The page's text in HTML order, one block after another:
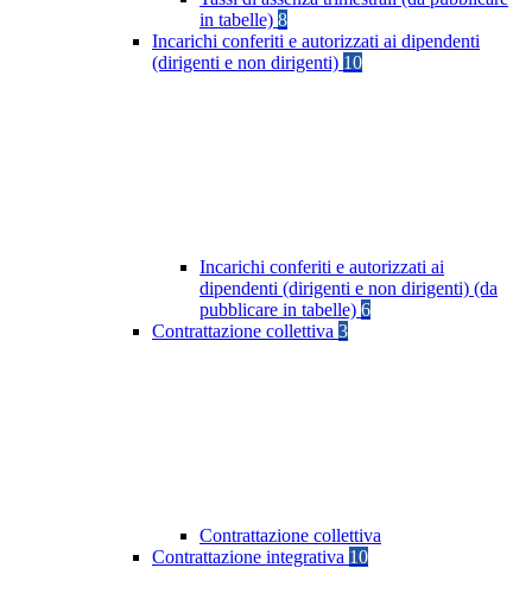
in tabelle) 8
Incarichi conferiti e autorizzati ai dipendenti
(dirigenti e non dirigenti) 10
Incarichi conferiti e autorizzati ai
dipendenti (dirigenti e non dirigenti) (da
pubblicare in tabelle) 6
Contrattazione collettiva 3
Contrattazione collettiva
Contrattazione integrativa 10